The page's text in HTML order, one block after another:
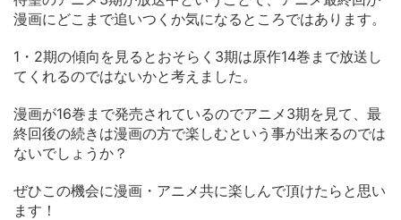
漫画にどこまで追いつくか気になるところではあります。
1・2期の傾向を見るとおそらく3期は原作14巻まで放送し
てくれるのではないかと考えました。
漫画が16巻まで発売されているのでアニメ3期を見て、最
終回後の続きは漫画の方で楽しむという事が出来るのでは
ないでしょうか？
ぜひこの機会に漫画・アニメ共に楽しんで頂けたらと思い
ます！